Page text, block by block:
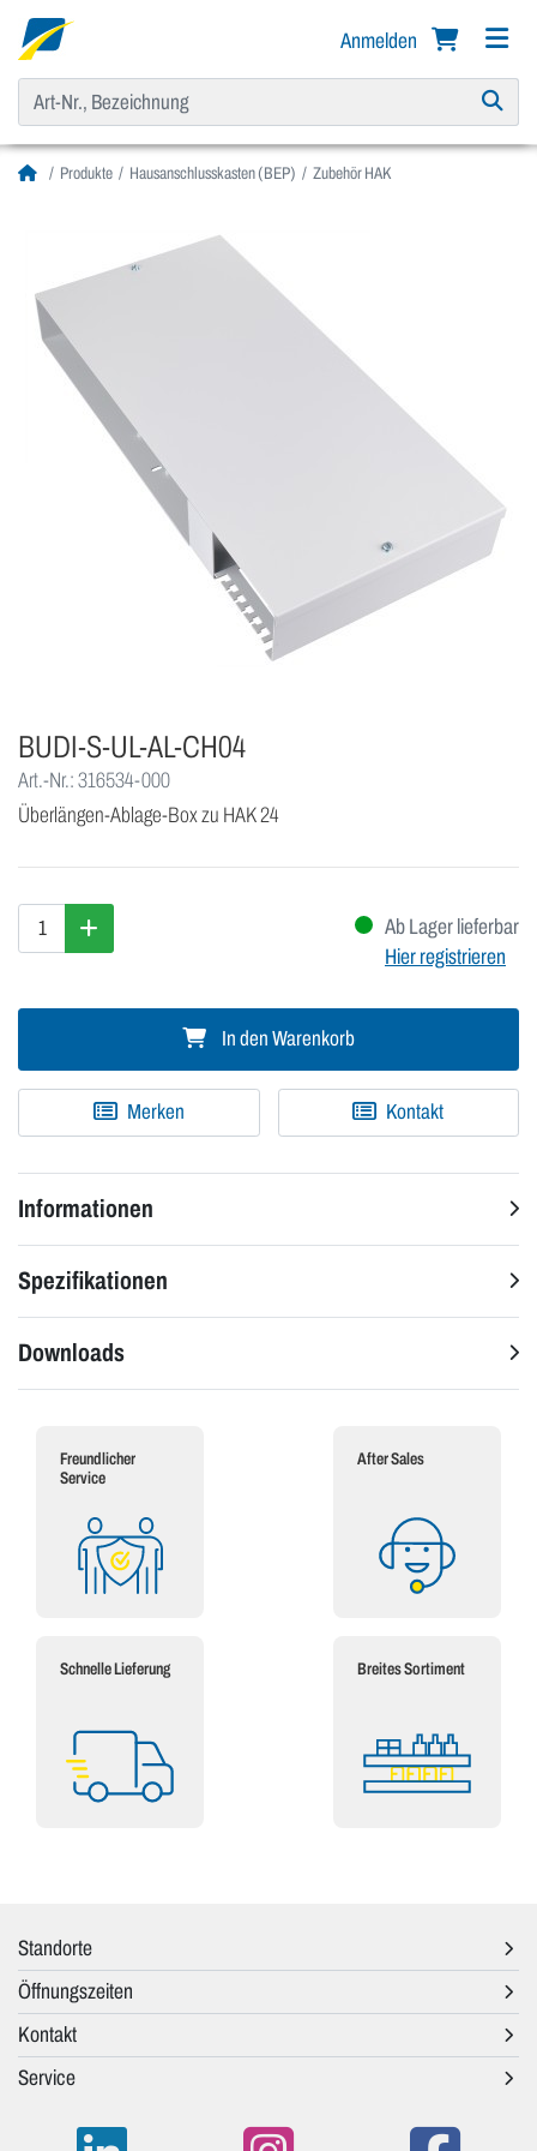
Anmelden
Produkte Hausanschlusskasten (BEP) Zubehör HAK
BUDI-S-UL-AL-CH04
Art.-Nr.: 316534-000
Überlängen-Ablage-Box zu HAK 24
Ab Lager lieferbar
Hier registrieren
In den Warenkorb
Merken Kontakt
Informationen
Spezifikationen
Downloads
Freundlicher
Service
After Sales
Schnelle Lieferung Breites Sortiment
Standorte
Öffnungszeiten
Kontakt
Service